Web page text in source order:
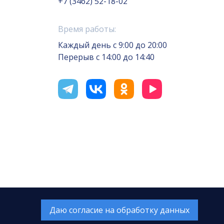
Время работы:
Каждый день с 9:00 до 20:00
Перерыв с 14:00 до 14:40
Обслуживание сайта —А1 Интернет-Эксперт
Даю согласие на обработку данных